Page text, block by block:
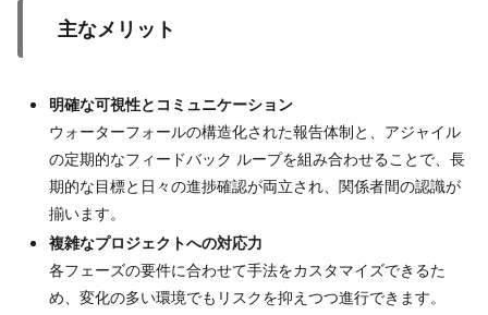
主なメリット
明確な可視性とコミュニケーション
ウォーターフォールの構造化された報告体制と、アジャイル
の定期的なフィードバック ループを組み合わせることで、長
期的な目標と日々の進捗確認が両立され、関係者間の認識が
揃います。
複雑なプロジェクトへの対応力
各フェーズの要件に合わせて手法をカスタマイズできるた
め、変化の多い環境でもリスクを抑えつつ進行できます。